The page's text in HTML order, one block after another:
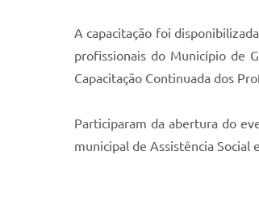
A capacitação foi
profissionais do Município de
Capacitação Continuada dos
Participaram da abertura do
municipal de Assistência